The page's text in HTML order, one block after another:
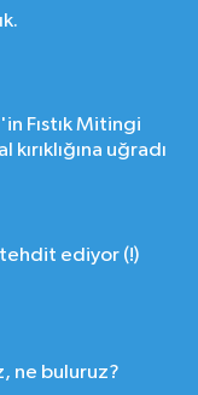
Fıstık Mitingi
uğradı
tehdit ediyor (!)
ne buluruz?